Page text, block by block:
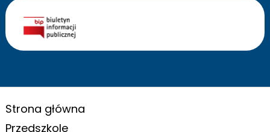
Strona główna
Przedszkole